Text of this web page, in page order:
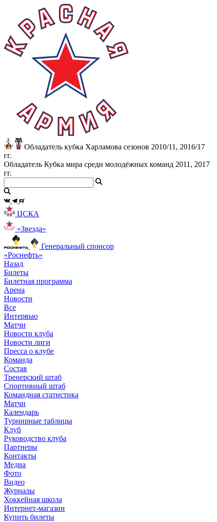
Обладатель кубка Харламова сезонов 2010/11, 2016/17
гг.
Обладатель Кубка мира среди молодёжных команд 2011, 2017
гг.
ЦСКА
«Звезда»
Генеральный спонсор
«Роснефть»
Назад
Билеты
Билетная программа
Арена
Новости
Все
Интервью
Матчи
Новости клуба
Новости лиги
Пресса о клубе
Команда
Состав
Тренерский штаб
Спортивный штаб
Командная статистика
Матчи
Календарь
Турнирные таблицы
Клуб
Руководство клуба
Партнеры
Контакты
Медиа
Фото
Видео
Журналы
Хоккейная школа
Интернет-магазин
Купить билеты